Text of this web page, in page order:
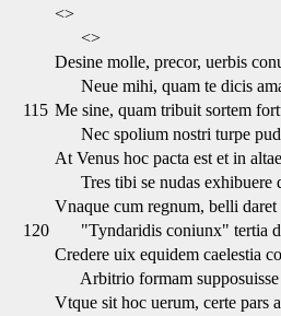
<>
<>
Desine molle, precor, uerbis
Neue mihi, quam te dicis
115 Me sine, quam tribuit sortem
Nec spolium nostri turpe
At Venus hoc pacta est et in
Tres tibi se nudas exhibuere
Vnaque cum regnum, belli daret
120
"Tyndaridis coniunx" tertia
Credere uix equidem caelestia
Arbitrio formam supposuisse
Vtque sit hoc uerum, certe pars